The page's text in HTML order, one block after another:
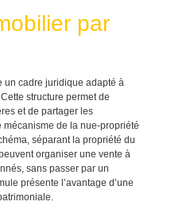
par
un cadre juridique adapté à
structure permet de
et de partager les
de la nue-propriété
séparant la propriété du
organiser une vente à
sans passer par un
présente l’avantage d’une